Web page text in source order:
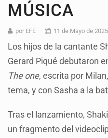
MÚSICA
por EFE 11 de Mayo de 2025
Los hijos de la cantante
Gerard Piqué debutaron
The one, escrita por
tema, y con Sasha a la
Tras el lanzamiento,
un fragmento del